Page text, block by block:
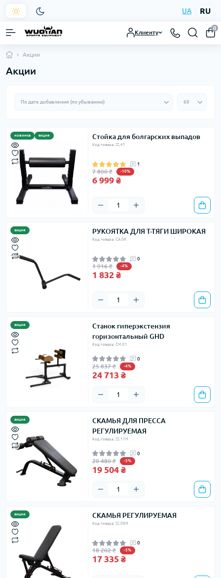
UA RU
Клиенту
0
Акции
Акции
новинка акция Стойка для болгарских выпадов
Код товара: SS.41
1
7 800 ₴ -10%
6 999 ₴
акция РУКОЯТКА ДЛЯ Т-ТЯГИ ШИРОКАЯ
Код товара: CA.08
0
1 916 ₴ -4%
1 832 ₴
акция
Станок гиперэкстензия
горизонтальный GHD
Код товара: CM.01
0
25 837 ₴ -4%
24 713 ₴
акция
СКАМЬЯ ДЛЯ ПРЕССА
РЕГУЛИРУЕМАЯ
Код товара: SS.11H
0
20 480 ₴ -5%
19 504 ₴
акция СКАМЬЯ РЕГУЛИРУЕМАЯ
Код товара: SS.08H
0
18 202 ₴ -5%
17 335 ₴